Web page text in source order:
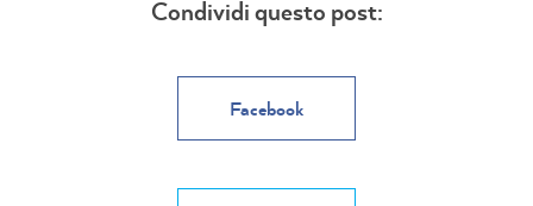
Condividi questo post:
Facebook